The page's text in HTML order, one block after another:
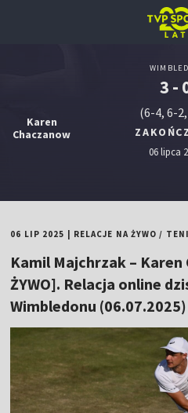
Karen
Chaczanow
3 -
(6-4, 6-
06 lipca
06 LIP 2025 RELACJE NA ŻYWO /
Kamil Majchrzak – Karen
ŻYWO]. Relacja online
Wimbledonu (06.07.2025)